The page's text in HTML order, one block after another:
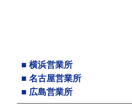
■ 横浜営業所
■ 名古屋営業所
■ 広島営業所